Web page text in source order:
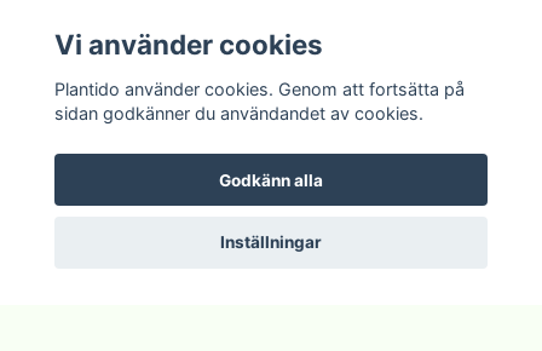
Köpvillkor
Kontakta oss
Vi använder cookies
Plantido använder cookies. Genom att fortsätta på
sidan godkänner du användandet av cookies.
Godkänn alla
Inställningar